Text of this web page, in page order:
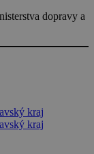
dopravy a
kraj
kraj